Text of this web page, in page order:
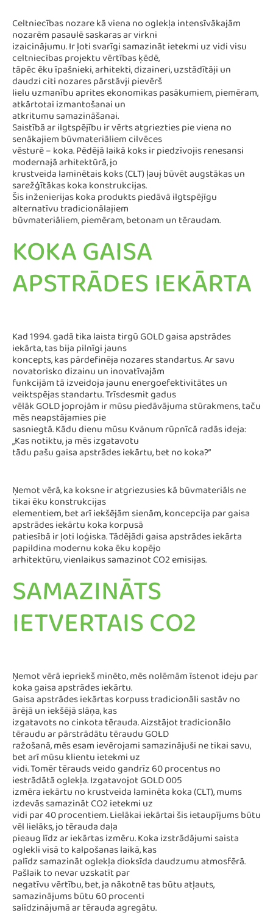
Celtniecības nozare kā viena no oglekļa intensīvākajām
nozarēm pasaulē saskaras ar virkni
izaicinājumu. Ir ļoti svarīgi samazināt ietekmi uz vidi visu
celtniecības projektu vērtības ķēdē,
tāpēc ēku īpašnieki, arhitekti, dizaineri, uzstādītāji un
daudzi citi nozares pārstāvji pievērš
lielu uzmanību aprites ekonomikas pasākumiem, piemēram,
atkārtotai izmantošanai un
atkritumu samazināšanai.
Saistībā ar ilgtspējību ir vērts atgriezties pie viena no
senākajiem būvmateriāliem cilvēces
vēsturē – koka. Pēdējā laikā koks ir piedzīvojis renesansi
modernajā arhitektūrā, jo
krustveida laminētais koks (CLT) ļauj būvēt augstākas un
sarežģītākas koka konstrukcijas.
Šis inženierijas koka produkts piedāvā ilgtspējīgu
alternatīvu tradicionālajiem
būvmateriāliem, piemēram, betonam un tēraudam.
KOKA GAISA
APSTRĀDES IEKĀRTA
Kad 1994. gadā tika laista tirgū GOLD gaisa apstrādes
iekārta, tas bija pilnīgi jauns
koncepts, kas pārdefinēja nozares standartus. Ar savu
novatorisko dizainu un inovatīvajām
funkcijām tā izveidoja jaunu energoefektivitātes un
veiktspējas standartu. Trīsdesmit gadus
vēlāk GOLD joprojām ir mūsu piedāvājuma stūrakmens, taču
mēs neapstājamies pie
sasniegtā. Kādu dienu mūsu Kvänum rūpnīcā radās ideja:
„Kas notiktu, ja mēs izgatavotu
tādu pašu gaisa apstrādes iekārtu, bet no koka?”
Ņemot vērā, ka koksne ir atgriezusies kā būvmateriāls ne
tikai ēku konstrukcijas
elementiem, bet arī iekšējām sienām, koncepcija par gaisa
apstrādes iekārtu koka korpusā
patiesībā ir ļoti loģiska. Tādējādi gaisa apstrādes iekārta
papildina modernu koka ēku kopējo
arhitektūru, vienlaikus samazinot CO2 emisijas.
SAMAZINĀTS
IETVERTAIS CO2
Ņemot vērā iepriekš minēto, mēs nolēmām īstenot ideju par
koka gaisa apstrādes iekārtu.
Gaisa apstrādes iekārtas korpuss tradicionāli sastāv no
ārējā un iekšējā slāņa, kas
izgatavots no cinkota tērauda. Aizstājot tradicionālo
tēraudu ar pārstrādātu tēraudu GOLD
ražošanā, mēs esam ievērojami samazinājuši ne tikai savu,
bet arī mūsu klientu ietekmi uz
vidi. Tomēr tērauds veido gandrīz 60 procentus no
iestrādātā oglekļa. Izgatavojot GOLD 005
izmēra iekārtu no krustveida laminēta koka (CLT), mums
izdevās samazināt CO2 ietekmi uz
vidi par 40 procentiem. Lielākai iekārtai šis ietaupījums būtu
vēl lielāks, jo tērauda daļa
pieaug līdz ar iekārtas izmēru. Koka izstrādājumi saista
oglekli visā to kalpošanas laikā, kas
palīdz samazināt oglekļa dioksīda daudzumu atmosfērā.
Pašlaik to nevar uzskatīt par
negatīvu vērtību, bet, ja nākotnē tas būtu atļauts,
samazinājums būtu 60 procenti
salīdzinājumā ar tērauda agregātu.